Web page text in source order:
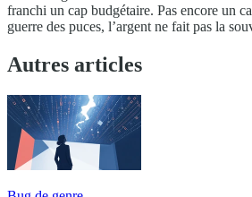
franchi un cap budgétaire. Pas encore un
guerre des puces, l’argent ne fait pas la
Autres articles